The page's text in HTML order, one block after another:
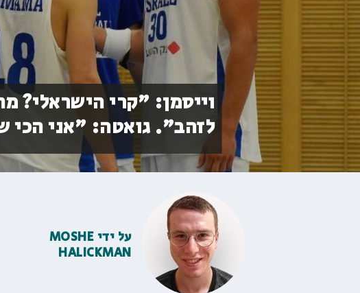
וייסמן: "קרי הישראלי?
לזהב". גואטה: "אני הכי
על ידי MOSHE
HALICKMAN